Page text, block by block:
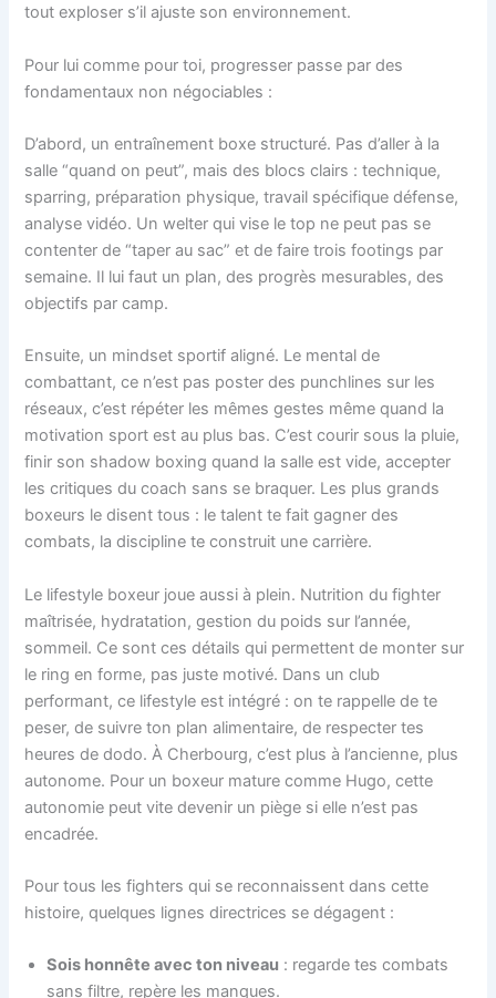
tout exploser s’il ajuste son environnement.
Pour lui comme pour toi, progresser passe par des
fondamentaux non négociables :
D’abord, un entraînement boxe structuré. Pas d’aller à la
salle “quand on peut”, mais des blocs clairs : technique,
sparring, préparation physique, travail spécifique défense,
analyse vidéo. Un welter qui vise le top ne peut pas se
contenter de “taper au sac” et de faire trois footings par
semaine. Il lui faut un plan, des progrès mesurables, des
objectifs par camp.
Ensuite, un mindset sportif aligné. Le mental de
combattant, ce n’est pas poster des punchlines sur les
réseaux, c’est répéter les mêmes gestes même quand la
motivation sport est au plus bas. C’est courir sous la pluie,
finir son shadow boxing quand la salle est vide, accepter
les critiques du coach sans se braquer. Les plus grands
boxeurs le disent tous : le talent te fait gagner des
combats, la discipline te construit une carrière.
Le lifestyle boxeur joue aussi à plein. Nutrition du fighter
maîtrisée, hydratation, gestion du poids sur l’année,
sommeil. Ce sont ces détails qui permettent de monter sur
le ring en forme, pas juste motivé. Dans un club
performant, ce lifestyle est intégré : on te rappelle de te
peser, de suivre ton plan alimentaire, de respecter tes
heures de dodo. À Cherbourg, c’est plus à l’ancienne, plus
autonome. Pour un boxeur mature comme Hugo, cette
autonomie peut vite devenir un piège si elle n’est pas
encadrée.
Pour tous les fighters qui se reconnaissent dans cette
histoire, quelques lignes directrices se dégagent :
Sois honnête avec ton niveau : regarde tes combats
sans filtre, repère les manques.